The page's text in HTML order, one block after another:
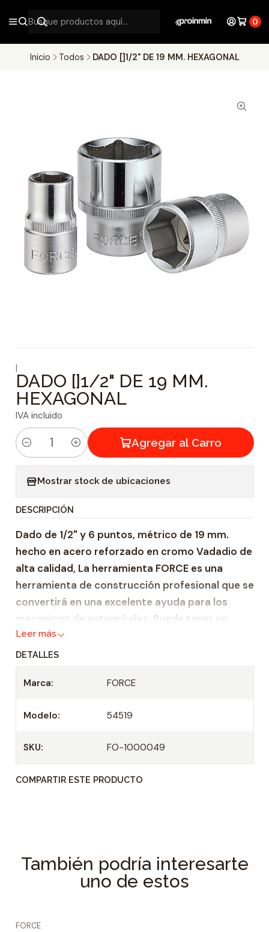
0
Inicio Todos DADO []1/2" DE 19 MM. HEXAGONAL
|
DADO []1/2" DE 19 MM.
HEXAGONAL
IVA incluido
C
i
d
a
d
Agregar al Carro
Mostrar stock de ubicaciones
DESCRIPCIÓN
Dado de 1/2" y 6 puntos, métrico de 19 mm.
hecho en acero reforzado en cromo Vadadio de
alta calidad, La herramienta FORCE es una
herramienta de construcción profesional que se
convertirá en una excelente ayuda para los
mecanicos de automóviles. Puede tener un
certificado de integridad, así como un
certificado internacional DIN EN ISO 9001:2000.
Zócalo de servicio pesado hecho de acero
Adecuado para todas las carracas de 1/2" y
Casquillo: 1/2"
Longitud: 38 mm
Tamaño: 19 mm
Tamaño adaptador : 1/2
Tamaño de Acoplamiento : 19 mm
Leer más
DETALLES
Marca: FORCE
Modelo: 54519
SKU: FO-1000049
COMPARTIR ESTE PRODUCTO
También podría interesarte
uno de estos
FORCE